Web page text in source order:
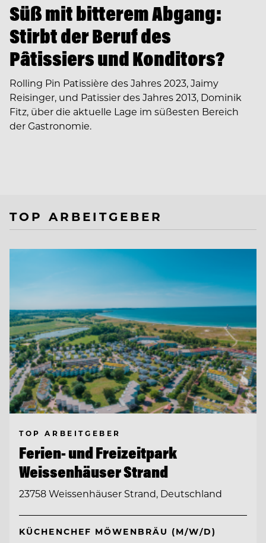
Süß mit bitterem Abgang:
Stirbt der Beruf des
Pâtissiers und Konditors?
Rolling Pin Patissière des Jahres 2023, Jaimy
Reisinger, und Patissier des Jahres 2013, Dominik
Fitz, über die aktuelle Lage im süßesten Bereich
der Gastronomie.
TOP ARBEITGEBER
TOP ARBEITGEBER
Ferien- und Freizeitpark
Weissenhäuser Strand
23758 Weissenhäuser Strand, Deutschland
KÜCHENCHEF MÖWENBRÄU (M/W/D)